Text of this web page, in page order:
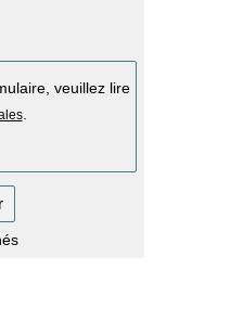
veuillez lire
.